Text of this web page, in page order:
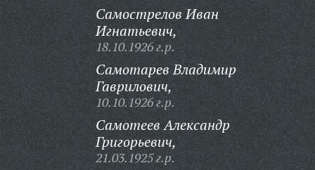
Самострелов Иван
Игнатьевич,
18.10.1926 г.р.
Самотарев Владимир
Гаврилович,
10.10.1926 г.р.
Самотеев Александр
Григорьевич,
21.03.1925 г.р.